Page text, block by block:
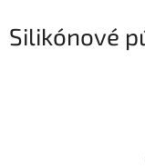
Silikónové